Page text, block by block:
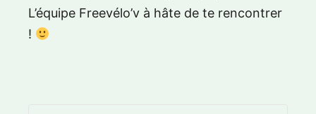
L’équipe Freevélo’v à hâte de te rencontrer
!